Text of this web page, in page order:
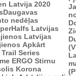
Latvija 2020
nedēļas
Latvijas
Latvijas
Apkārt
Series
ERGO Stirnu
Korona